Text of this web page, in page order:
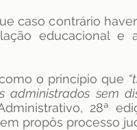
caso contrário
educacional e
o princípio que
sem
28ª
propôs processo